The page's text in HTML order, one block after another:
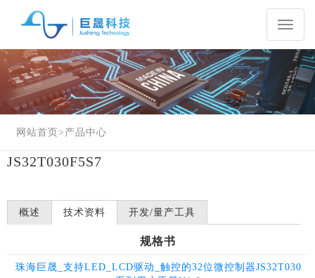
网站首页> 产品中心
JS32T030F5S7
概述 技术资料 开发/量产工具
规格书
珠海巨晟_支持LED_LCD驱动_触控的32位微控制器JS32T030